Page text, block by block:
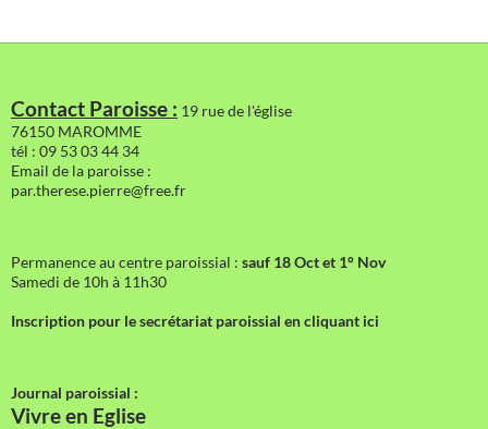
Contact Paroisse : 19 rue de l'église
76150 MAROMME
tél : 09 53 03 44 34
Email de la paroisse :
par.therese.pierre@free.fr
Permanence au centre paroissial : sauf 18 Oct et 1° Nov
Samedi de 10h à 11h30
Inscription pour le secrétariat paroissial en cliquant ici
Journal paroissial :
Vivre en Eglise